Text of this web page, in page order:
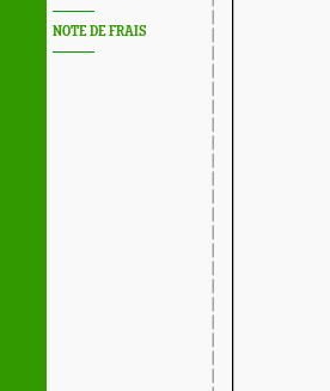
NOTE DE FRAIS